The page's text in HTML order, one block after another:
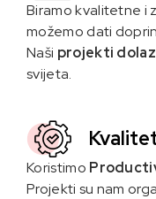
Biramo kvalitetne i
možemo dati
Naši projekti
svijeta.
Koristimo
Projekti su nam